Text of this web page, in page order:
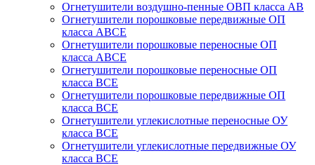
Огнетушители воздушно-пенные ОВП класса АВ
Огнетушители порошковые передвижные ОП
класса АВСЕ
Огнетушители порошковые переносные ОП
класса АВСЕ
Огнетушители порошковые переносные ОП
класса ВСЕ
Огнетушители порошковые передвижные ОП
класса ВСЕ
Огнетушители углекислотные переносные ОУ
класса ВСЕ
Огнетушители углекислотные передвижные ОУ
класса ВСЕ